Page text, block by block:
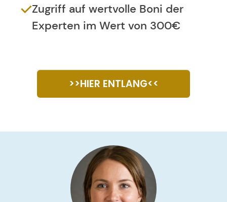
Zugriff auf wertvolle Boni der
Experten im Wert von 300€
>>HIER ENTLANG<<